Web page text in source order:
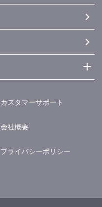
カスタマーサポート
会社概要
プライバシーポリシー